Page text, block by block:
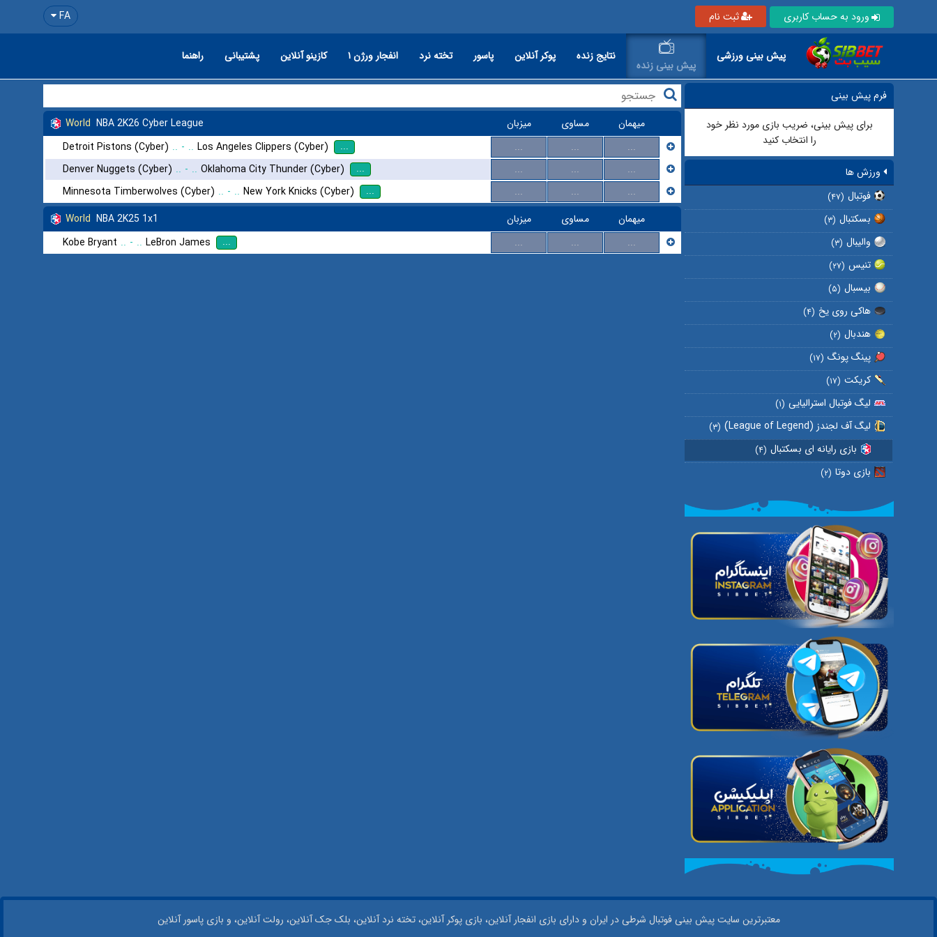
FA ورود به حساب کاربری ثبت نام
پیش بینی ورزشی
پیش بینی زنده
نتایج زنده پوکر آنلاین پاسور تخته نرد انفجار ورژن ۱ کازینو آنلاین پشتیبانی راهنما
فرم پیش بینی
برای پیش بینی، ضریب بازی مورد نظر خود
را انتخاب کنید
ورزش ها
فوتبال (۴۷)
بسکتبال (۳)
والیبال (۳)
تنیس (۲۷)
بیسبال (۵)
هاکی روی یخ (۴)
هندبال (۲)
پینگ پونگ (۱۷)
کریکت (۱۷)
لیگ فوتبال استرالیایی (۱)
لیگ آف لجندز (League of Legend) (۳)
بازی رایانه ای بسکتبال (۴)
بازی دوتا (۲)
World NBA 2K26 Cyber League میزبان مساوی
میهمان
Detroit Pistons (Cyber) .. - .. Los Angeles Clippers (Cyber) ... ... ...
...
Denver Nuggets (Cyber) .. - .. Oklahoma City Thunder (Cyber) ... ... ...
...
Minnesota Timberwolves (Cyber) .. - .. New York Knicks (Cyber) ... ... ...
...
World NBA 2K25 1x1 میزبان مساوی
میهمان
Kobe Bryant .. - .. LeBron James ... ... ... ...
معتبر‌ترین سایت پیش بینی‌ فوتبال شرطی در ایران و دارای بازی انفجار آنلاین، بازی پوکر آنلاین، تخته نرد آنلاین، بلک جک آنلاین، رولت آنلاین، و بازی پاسور آنلاین